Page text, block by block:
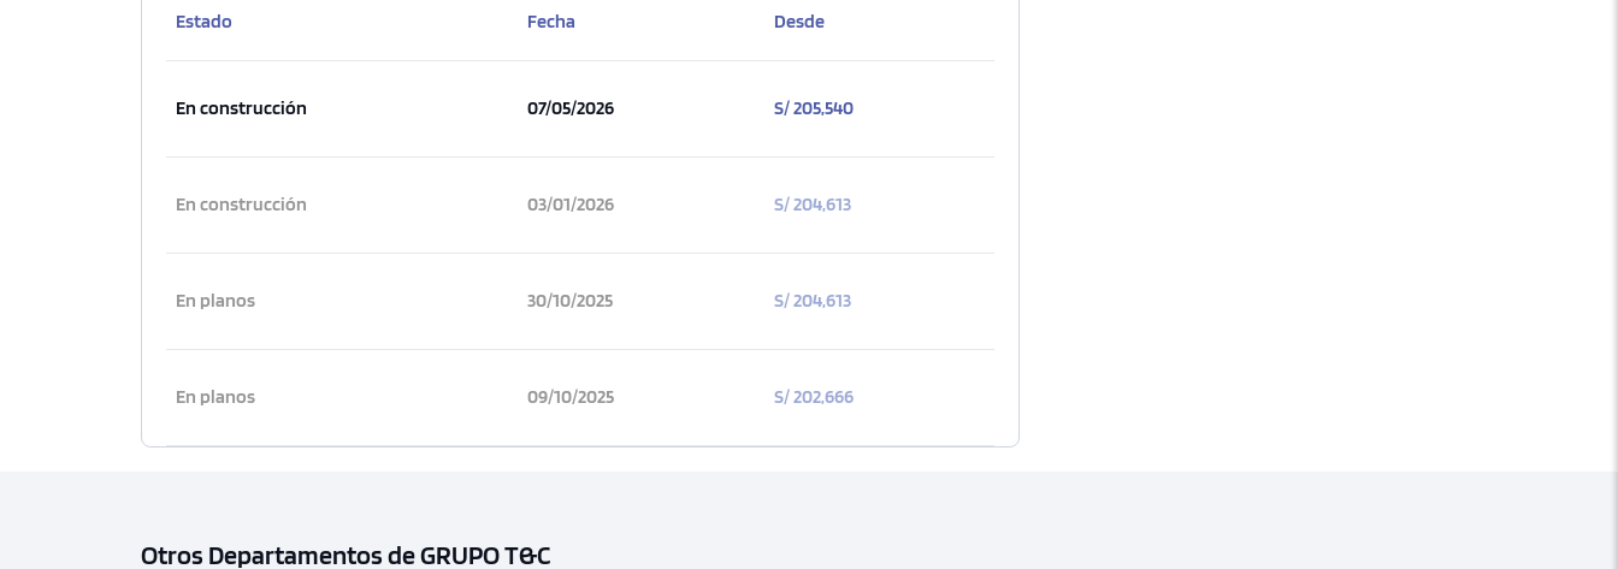
Estado Fecha Desde
En construcción 07/05/2026 S/ 205,540
En construcción 03/01/2026 S/ 204,613
En planos 30/10/2025 S/ 204,613
En planos 09/10/2025 S/ 202,666
Otros Departamentos de GRUPO T&C